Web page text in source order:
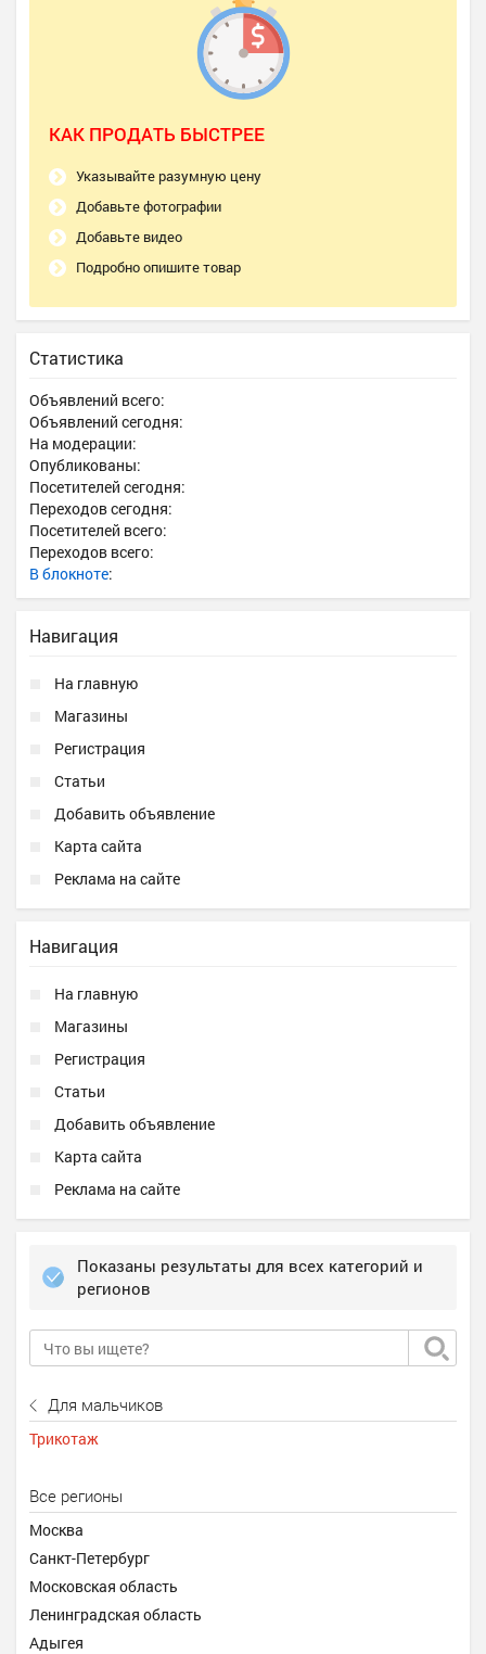
КАК ПРОДАТЬ БЫСТРЕЕ
Указывайте разумную цену
Добавьте фотографии
Добавьте видео
Подробно опишите товар
Статистика
Объявлений всего:
Объявлений сегодня:
На модерации:
Опубликованы:
Посетителей сегодня:
Переходов сегодня:
Посетителей всего:
Переходов всего:
В блокноте:
Навигация
На главную
Магазины
Регистрация
Статьи
Добавить объявление
Карта сайта
Реклама на сайте
Навигация
На главную
Магазины
Регистрация
Статьи
Добавить объявление
Карта сайта
Реклама на сайте
Показаны результаты для всех категорий и
регионов
Для мальчиков
Трикотаж
Все регионы
Москва
Санкт-Петербург
Московская область
Ленинградская область
Адыгея